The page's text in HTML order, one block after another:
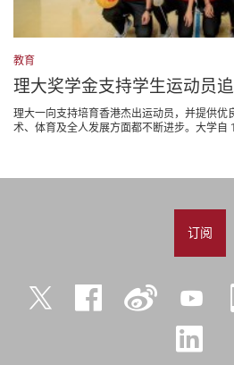
教育
理大奖学金支持学生运动员
理大一向支持培育香港杰出运动员，并提供优
术、体育及全人发展方面都不断进步。大学自
订阅
Twitter Facebook 微
YouTube